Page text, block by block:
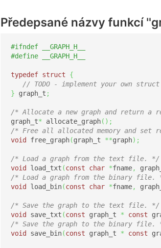
Předepsané názvy funkcí
#ifndef __GRAPH_H__
#define __GRAPH_H__
typedef struct
{
// TODO - implement your own
} graph_t ;
/* Allocate a new graph and return
graph_t* allocate_graph( ) ;
/* Free all allocated memory and set
void
free_graph(graph_t **graph) ;
/* Load a graph from the text file. */
void
load_txt (const char *fname,
/* Load a graph from the binary file.
void
load_bin(const char *fname,
/* Save the graph to the text file. */
void
save_txt (const graph_t * const
/* Save the graph to the binary file.
void
save_bin(const graph_t * const